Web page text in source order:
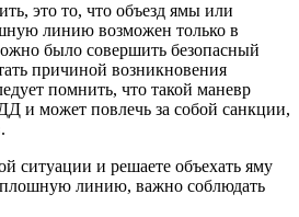
это то, что объезд ямы или
линию возможен только в
было совершить безопасный
причиной возникновения
помнить, что такой маневр
и может повлечь за собой санкции,
ситуации и решаете объехать яму
линию, важно соблюдать